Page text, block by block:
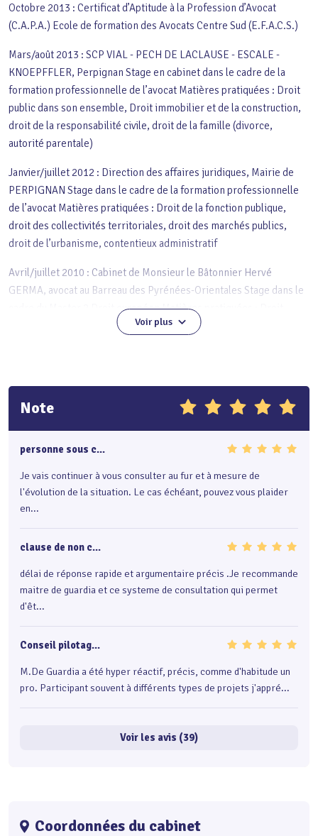
Octobre 2013 : Certificat d’Aptitude à la Profession d’Avocat
(C.A.P.A.) Ecole de formation des Avocats Centre Sud (E.F.A.C.S.)
Mars/août 2013 : SCP VIAL - PECH DE LACLAUSE - ESCALE -
KNOEPFFLER, Perpignan Stage en cabinet dans le cadre de la
formation professionnelle de l’avocat Matières pratiquées : Droit
public dans son ensemble, Droit immobilier et de la construction,
droit de la responsabilité civile, droit de la famille (divorce,
autorité parentale)
Janvier/juillet 2012 : Direction des affaires juridiques, Mairie de
PERPIGNAN Stage dans le cadre de la formation professionnelle
de l’avocat Matières pratiquées : Droit de la fonction publique,
droit des collectivités territoriales, droit des marchés publics,
droit de l’urbanisme, contentieux administratif
Avril/juillet 2010 : Cabinet de Monsieur le Bâtonnier Hervé
GERMA, avocat au Barreau des Pyrénées-Orientales Stage dans le
cadre du Master 2 Droit européen Matières pratiquées : Droit
européen, Droit fiscal, Droit des sociétés
Voir plus
Note
personne sous c...
Je vais continuer à vous consulter au fur et à mesure de
l'évolution de la situation. Le cas échéant, pouvez vous plaider
en...
clause de non c...
délai de réponse rapide et argumentaire précis .Je recommande
maitre de guardia et ce systeme de consultation qui permet
d'êt...
Conseil pilotag...
M.De Guardia a été hyper réactif, précis, comme d'habitude un
pro. Participant souvent à différents types de projets j'appré...
Voir les avis (39)
Coordonnées du cabinet